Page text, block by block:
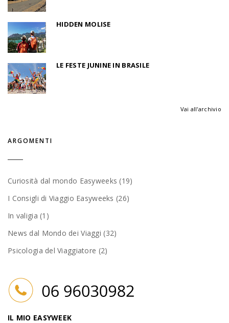
HIDDEN MOLISE
LE FESTE JUNINE IN BRASILE
Vai all'archivio
ARGOMENTI
Curiosità dal mondo Easyweeks (19)
I Consigli di Viaggio Easyweeks (26)
In valigia (1)
News dal Mondo dei Viaggi (32)
Psicologia del Viaggiatore (2)
IL MIO EASYWEEK